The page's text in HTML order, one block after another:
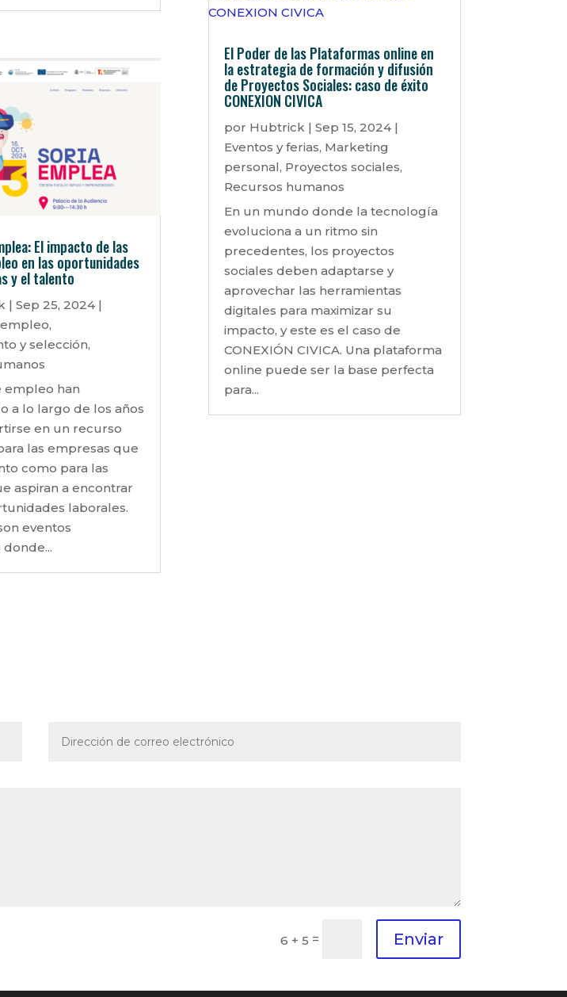
El impacto de las
en las oportunidades
y el talento
| Sep 25, 2024|
,
y selección,
empleo han
a lo largo de los años
en un recurso
las empresas que
como para las
aspiran a encontrar
laborales.
eventos
El Poder de las Plataformas online en
la estrategia de formación y difusión
de Proyectos Sociales: caso de éxito
CONEXION CIVICA
por Hubtrick| Sep 15, 2024|
Eventos y ferias, Marketing
personal, Proyectos sociales,
Recursos humanos
En un mundo donde la tecnología
evoluciona a un ritmo sin
precedentes, los proyectos
sociales deben adaptarse y
aprovechar las herramientas
digitales para maximizar su
impacto, y este es el caso de
CONEXIÓN CIVICA. Una plataforma
online puede ser la base perfecta
para...
6 + 5 = Enviar